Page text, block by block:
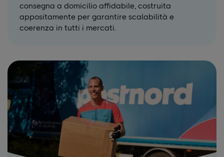
consegna a domicilio affidabile, costruita
appositamente per garantire scalabilità e
coerenza in tutti i mercati.